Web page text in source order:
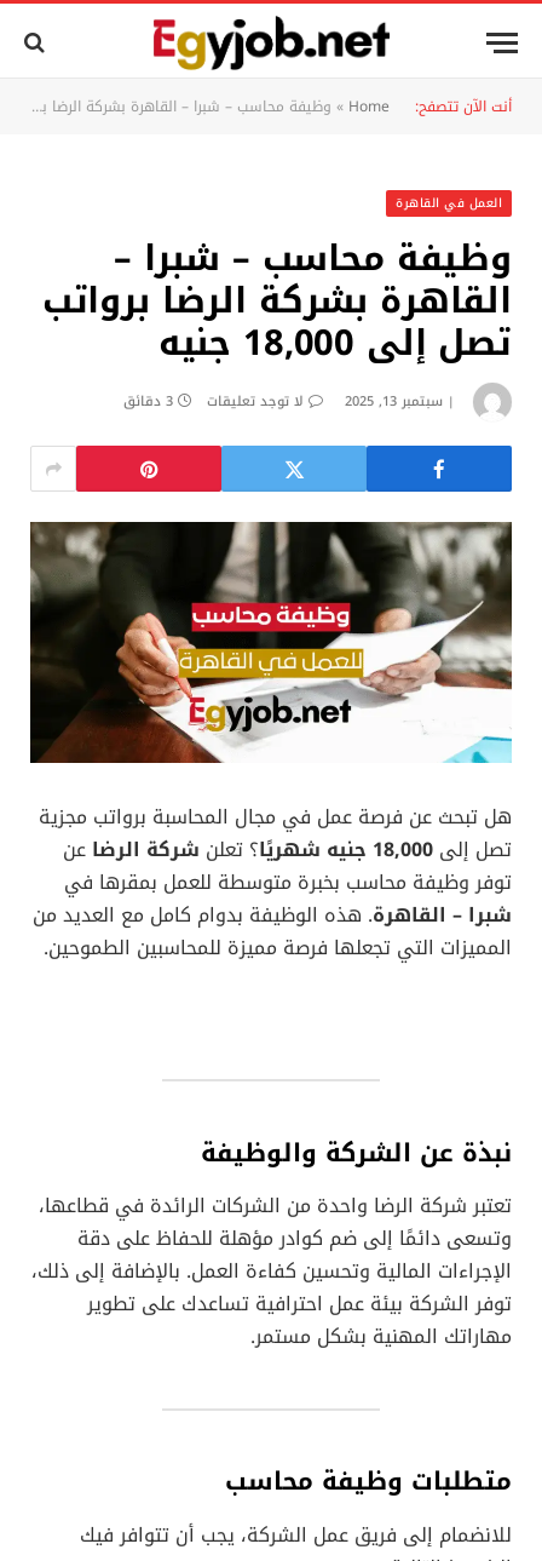
أنت الآن تتصفح: Home
» وظيفة محاسب – شبرا – القاهرة بشركة الرضا برواتب تصل إلى 18,000 جنيه
العمل في القاهرة
وظيفة محاسب – شبرا –
القاهرة بشركة الرضا برواتب
تصل إلى 18,000 جنيه
سبتمبر 13, 2025 لا توجد تعليقات 3 دقائق
هل تبحث عن فرصة عمل في مجال المحاسبة برواتب مجزية
تصل إلى 18,000 جنيه شهريًا ؟ تعلن شركة الرضا عن
توفر وظيفة محاسب بخبرة متوسطة للعمل بمقرها في
شبرا – القاهرة. هذه الوظيفة بدوام كامل مع العديد من
المميزات التي تجعلها فرصة مميزة للمحاسبين الطموحين.
نبذة عن الشركة والوظيفة
تعتبر شركة الرضا واحدة من الشركات الرائدة في قطاعها،
وتسعى دائمًا إلى ضم كوادر مؤهلة للحفاظ على دقة
الإجراءات المالية وتحسين كفاءة العمل. بالإضافة إلى ذلك،
توفر الشركة بيئة عمل احترافية تساعدك على تطوير
مهاراتك المهنية بشكل مستمر.
متطلبات وظيفة محاسب
للانضمام إلى فريق عمل الشركة، يجب أن تتوافر فيك